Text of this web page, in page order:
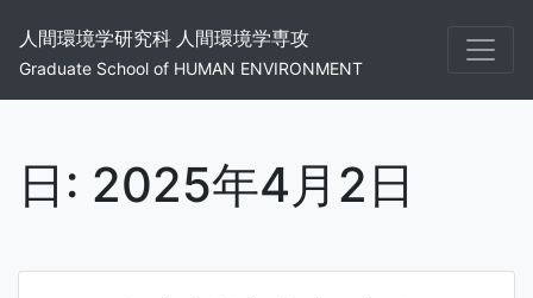
content
人間環境学研究科 人間環境学専攻
Graduate School of HUMAN ENVIRONMENT
日: 2025年4月2日